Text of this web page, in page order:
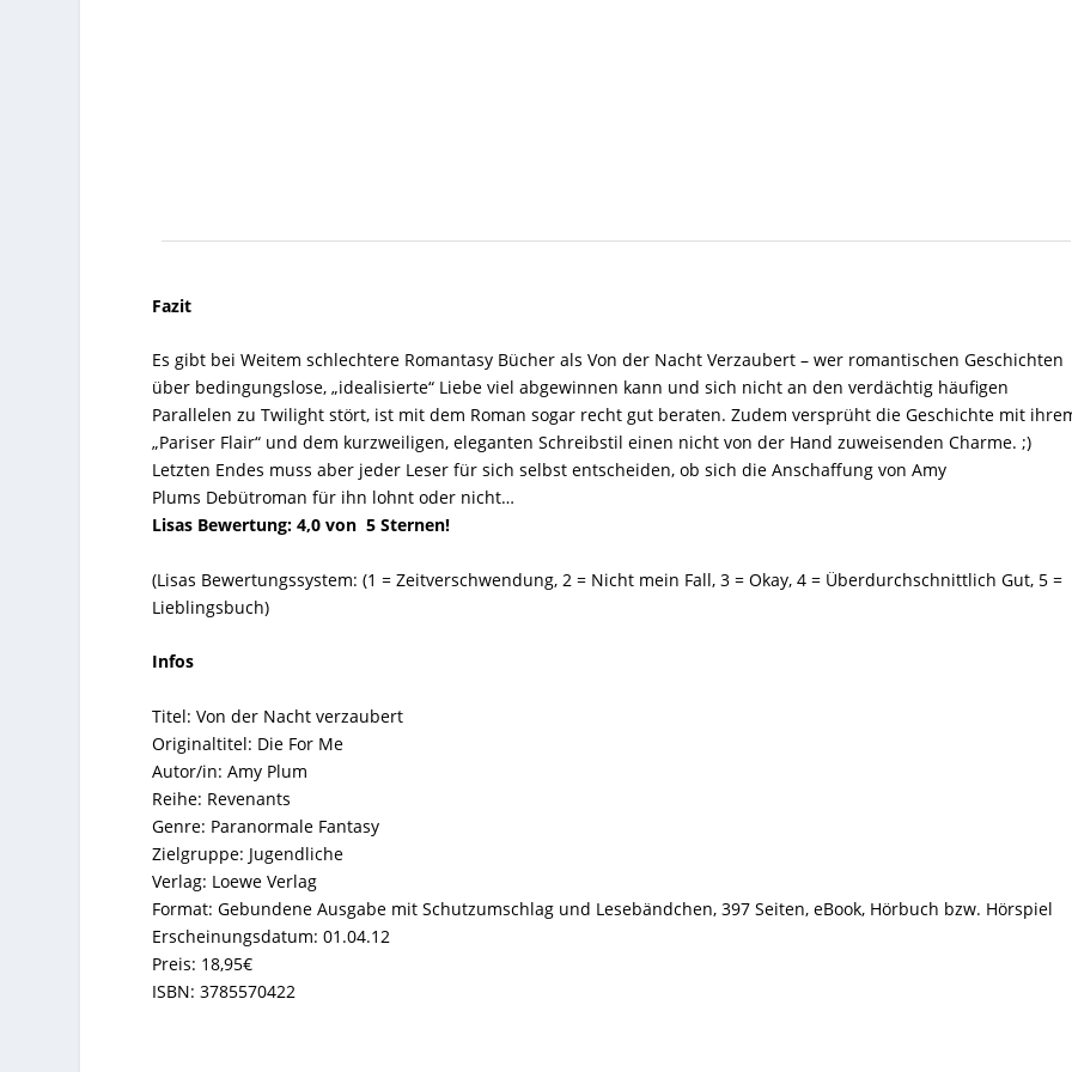
Fazit
Es gibt bei Weitem schlechtere Romantasy Bücher als Von der Nacht Verzaubert – wer romantischen Geschichten
über bedingungslose, „idealisierte“ Liebe viel abgewinnen kann und sich nicht an den verdächtig häufigen
Parallelen zu Twilight stört, ist mit dem Roman sogar recht gut beraten. Zudem versprüht die Geschichte mit
„Pariser Flair“ und dem kurzweiligen, eleganten Schreibstil einen nicht von der Hand zuweisenden Charme. ;)
Letzten Endes muss aber jeder Leser für sich selbst entscheiden, ob sich die Anschaffung von Amy
Plums Debütroman für ihn lohnt oder nicht…
Lisas Bewertung: 4,0 von 5 Sternen!
(Lisas Bewertungssystem: (1 = Zeitverschwendung,2 = Nicht mein Fall,3 = Okay,4 = Überdurchschnittlich Gut, 5 =
Lieblingsbuch)
Infos
Titel:Von der Nacht verzaubert
Originaltitel: Die For Me
Autor/in:Amy Plum
Reihe: Revenants
Genre: Paranormale Fantasy
Zielgruppe: Jugendliche
Verlag: Loewe Verlag
Format: Gebundene Ausgabe mit Schutzumschlag und Lesebändchen, 397 Seiten, eBook, Hörbuch bzw. Hörspiel
Erscheinungsdatum: 01.04.12
Preis: 18,95€
ISBN:3785570422